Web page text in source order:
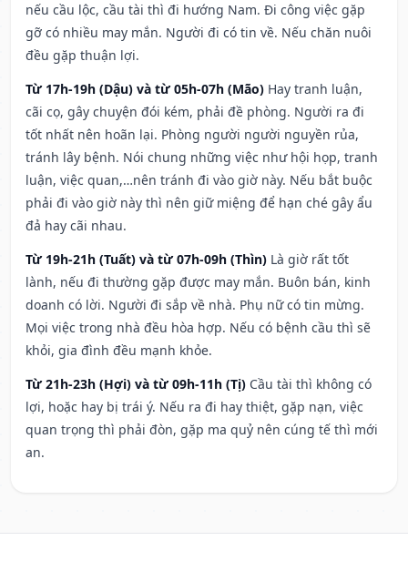
nếu cầu lộc, cầu tài thì đi hướng Nam. Đi công việc gặp
gỡ có nhiều may mắn. Người đi có tin về. Nếu chăn nuôi
đều gặp thuận lợi.
Từ 17h-19h (Dậu) và từ 05h-07h (Mão) Hay tranh luận,
cãi cọ, gây chuyện đói kém, phải đề phòng. Người ra đi
tốt nhất nên hoãn lại. Phòng người người nguyền rủa,
tránh lây bệnh. Nói chung những việc như hội họp, tranh
luận, việc quan,…nên tránh đi vào giờ này. Nếu bắt buộc
phải đi vào giờ này thì nên giữ miệng để hạn ché gây ẩu
đả hay cãi nhau.
Từ 19h-21h (Tuất) và từ 07h-09h (Thìn) Là giờ rất tốt
lành, nếu đi thường gặp được may mắn. Buôn bán, kinh
doanh có lời. Người đi sắp về nhà. Phụ nữ có tin mừng.
Mọi việc trong nhà đều hòa hợp. Nếu có bệnh cầu thì sẽ
khỏi, gia đình đều mạnh khỏe.
Từ 21h-23h (Hợi) và từ 09h-11h (Tị) Cầu tài thì không có
lợi, hoặc hay bị trái ý. Nếu ra đi hay thiệt, gặp nạn, việc
quan trọng thì phải đòn, gặp ma quỷ nên cúng tế thì mới
an.